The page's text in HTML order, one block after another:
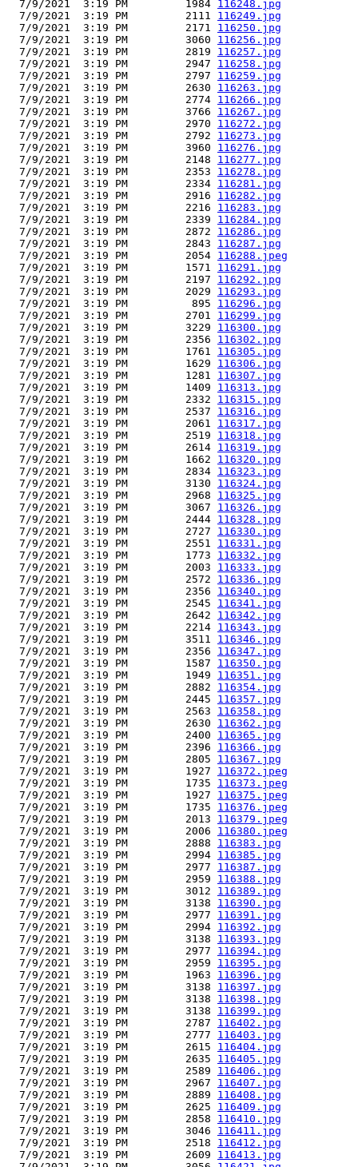
  7/9/2021  3:19 PM         1984
116248.jpg
  7/9/2021  3:19 PM         2111
116249.jpg
  7/9/2021  3:19 PM         2171
116250.jpg
  7/9/2021  3:19 PM         3060
116256.jpg
  7/9/2021  3:19 PM         2819
116257.jpg
  7/9/2021  3:19 PM         2947
116258.jpg
  7/9/2021  3:19 PM         2797
116259.jpg
  7/9/2021  3:19 PM         2630
116263.jpg
  7/9/2021  3:19 PM         2774
116266.jpg
  7/9/2021  3:19 PM         3766
116267.jpg
  7/9/2021  3:19 PM         2970
116272.jpg
  7/9/2021  3:19 PM         2792
116273.jpg
  7/9/2021  3:19 PM         3960
116276.jpg
  7/9/2021  3:19 PM         2148
116277.jpg
  7/9/2021  3:19 PM         2353
116278.jpg
  7/9/2021  3:19 PM         2334
116281.jpg
  7/9/2021  3:19 PM         2916
116282.jpg
  7/9/2021  3:19 PM         2216
116283.jpg
  7/9/2021  3:19 PM         2339
116284.jpg
  7/9/2021  3:19 PM         2872
116286.jpg
  7/9/2021  3:19 PM         2843
116287.jpg
  7/9/2021  3:19 PM         2054
116288.jpeg
  7/9/2021  3:19 PM         1571
116291.jpg
  7/9/2021  3:19 PM         2197
116292.jpg
  7/9/2021  3:19 PM         2029
116293.jpg
  7/9/2021  3:19 PM          895
116296.jpg
  7/9/2021  3:19 PM         2701
116299.jpg
  7/9/2021  3:19 PM         3229
116300.jpg
  7/9/2021  3:19 PM         2356
116302.jpg
  7/9/2021  3:19 PM         1761
116305.jpg
  7/9/2021  3:19 PM         1629
116306.jpg
  7/9/2021  3:19 PM         1281
116307.jpg
  7/9/2021  3:19 PM         1409
116313.jpg
  7/9/2021  3:19 PM         2332
116315.jpg
  7/9/2021  3:19 PM         2537
116316.jpg
  7/9/2021  3:19 PM         2061
116317.jpg
  7/9/2021  3:19 PM         2519
116318.jpg
  7/9/2021  3:19 PM         2614
116319.jpg
  7/9/2021  3:19 PM         1662
116320.jpg
  7/9/2021  3:19 PM         2834
116323.jpg
  7/9/2021  3:19 PM         3130
116324.jpg
  7/9/2021  3:19 PM         2968
116325.jpg
  7/9/2021  3:19 PM         3067
116326.jpg
  7/9/2021  3:19 PM         2444
116328.jpg
  7/9/2021  3:19 PM         2727
116330.jpg
  7/9/2021  3:19 PM         2551
116331.jpg
  7/9/2021  3:19 PM         1773
116332.jpg
  7/9/2021  3:19 PM         2003
116333.jpg
  7/9/2021  3:19 PM         2572
116336.jpg
  7/9/2021  3:19 PM         2356
116340.jpg
  7/9/2021  3:19 PM         2545
116341.jpg
  7/9/2021  3:19 PM         2642
116342.jpg
  7/9/2021  3:19 PM         2214
116343.jpg
  7/9/2021  3:19 PM         3511
116346.jpg
  7/9/2021  3:19 PM         2356
116347.jpg
  7/9/2021  3:19 PM         1587
116350.jpg
  7/9/2021  3:19 PM         1949
116351.jpg
  7/9/2021  3:19 PM         2882
116354.jpg
  7/9/2021  3:19 PM         2445
116357.jpg
  7/9/2021  3:19 PM         2563
116358.jpg
  7/9/2021  3:19 PM         2630
116362.jpg
  7/9/2021  3:19 PM         2400
116365.jpg
  7/9/2021  3:19 PM         2396
116366.jpg
  7/9/2021  3:19 PM         2805
116367.jpg
  7/9/2021  3:19 PM         1927
116372.jpeg
  7/9/2021  3:19 PM         1735
116373.jpeg
  7/9/2021  3:19 PM         1927
116375.jpeg
  7/9/2021  3:19 PM         1735
116376.jpeg
  7/9/2021  3:19 PM         2013
116379.jpeg
  7/9/2021  3:19 PM         2006
116380.jpeg
  7/9/2021  3:19 PM         2888
116383.jpg
  7/9/2021  3:19 PM         2994
116385.jpg
  7/9/2021  3:19 PM         2977
116387.jpg
  7/9/2021  3:19 PM         2959
116388.jpg
  7/9/2021  3:19 PM         3012
116389.jpg
  7/9/2021  3:19 PM         3138
116390.jpg
  7/9/2021  3:19 PM         2977
116391.jpg
  7/9/2021  3:19 PM         2994
116392.jpg
  7/9/2021  3:19 PM         3138
116393.jpg
  7/9/2021  3:19 PM         2977
116394.jpg
  7/9/2021  3:19 PM         2959
116395.jpg
  7/9/2021  3:19 PM         1963
116396.jpg
  7/9/2021  3:19 PM         3138
116397.jpg
  7/9/2021  3:19 PM         3138
116398.jpg
  7/9/2021  3:19 PM         3138
116399.jpg
  7/9/2021  3:19 PM         2787
116402.jpg
  7/9/2021  3:19 PM         2777
116403.jpg
  7/9/2021  3:19 PM         2615
116404.jpg
  7/9/2021  3:19 PM         2635
116405.jpg
  7/9/2021  3:19 PM         2589
116406.jpg
  7/9/2021  3:19 PM         2967
116407.jpg
  7/9/2021  3:19 PM         2889
116408.jpg
  7/9/2021  3:19 PM         2625
116409.jpg
  7/9/2021  3:19 PM         2858
116410.jpg
  7/9/2021  3:19 PM         3046
116411.jpg
  7/9/2021  3:19 PM         2518
116412.jpg
  7/9/2021  3:19 PM         2609
116413.jpg